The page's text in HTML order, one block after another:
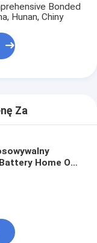
Bonded
Hunan, Chiny
Za
Home Off